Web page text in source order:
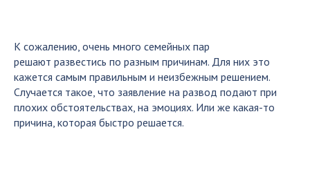
К сожалению, очень много семейных пар
решают развестись по разным причинам. Для них это
кажется самым правильным и неизбежным решением.
Случается такое, что заявление на развод подают при
плохих обстоятельствах, на эмоциях. Или же какая-то
причина, которая быстро решается.